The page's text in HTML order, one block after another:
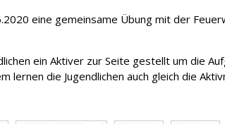
eine gemeinsame Übung mit der
ein Aktiver zur Seite gestellt um die
die Jugendlichen auch gleich die